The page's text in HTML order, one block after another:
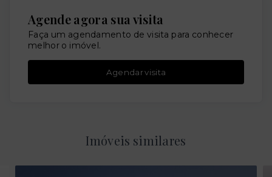
Agende agora sua visita
Faça um agendamento de visita para conhecer
melhor o imóvel.
Agendar visita
Imóveis similares